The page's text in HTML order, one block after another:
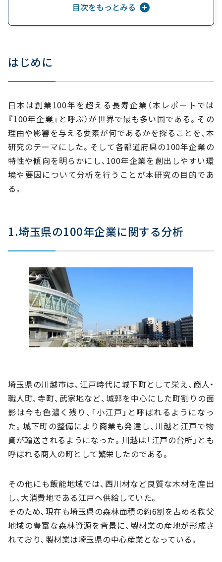
2.埼玉県の100年企業データ
①創業年は『明治後期』が最多
③市町村別は『さいたま市』が最多
⑥資本金は『小売業』が上位
⑦従業員数は『10人未満』が6割
⑧売上高は『1億円未満』が最多
⑨本業以外に貸事務所業を行っている企業は29社
目次をもっとみる
はじめに
日本は創業100年を超える長寿企業（本レポートでは
『100年企業』と呼ぶ）が世界で最も多い国である。その
理由や影響を与える要素が何であるかを探ることを、本
研究のテーマにした。そして各都道府県の100年企業の
特性や傾向を明らかにし、100年企業を創出しやすい環
境や要因について分析を行うことが本研究の目的であ
る。
1.埼玉県の100年企業に関する分析
埼玉県の川越市は、江戸時代に城下町として栄え、商人・
職人町、寺町、武家地など、城郭を中心にした町割りの面
影は今も色濃く残り、「小江戸」と呼ばれるようになっ
た。城下町の整備により商業も発達し、川越と江戸で物
資が輸送されるようになった。川越は「江戸の台所」とも
呼ばれる商人の町として繁栄したのである。
その他にも飯能地域では、西川材など良質な木材を産出
し、大消費地である江戸へ供給していた。
そのため、現在も埼玉県の森林面積の約6割を占める秩父
地域の豊富な森林資源を背景に、製材業の産地が形成さ
れており、製材業は埼玉県の中心産業となっている。